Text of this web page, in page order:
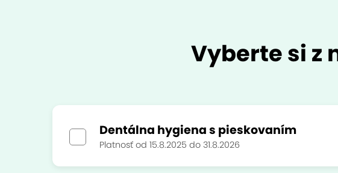
Vyberte si z
Dentálna hygiena s pieskovaním
Platnosť od 15.8.2025 do 31.8.2026